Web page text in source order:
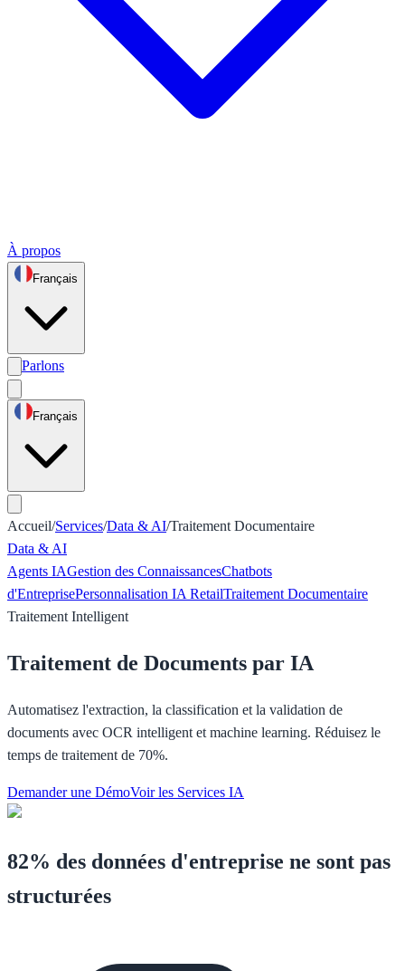
À propos
Français
Parlons
Français
Accueil/Services/Data & AI/Traitement Documentaire
Data & AI
Agents IAGestion des ConnaissancesChatbots
d'EntreprisePersonnalisation IA RetailTraitement Documentaire
Traitement Intelligent
Traitement de Documents par IA
Automatisez l'extraction, la classification et la validation de
documents avec OCR intelligent et machine learning. Réduisez le
temps de traitement de 70%.
Demander une DémoVoir les Services IA
82% des données d'entreprise ne sont pas
structurées